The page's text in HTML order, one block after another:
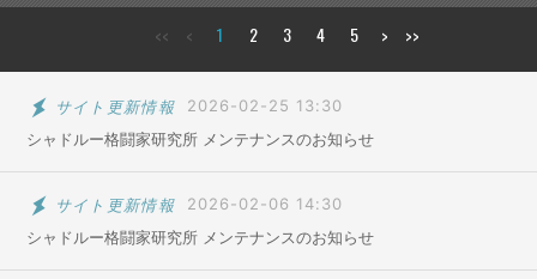
アップデート
サイト更新情報
<< < 1 2 3 4 5 > >>
サイト更新情報
シャドルー格闘家研究所 メンテナンスのお知らせ
2026-02-25 13:30
サイト更新情報
シャドルー格闘家研究所 メンテナンスのお知らせ
2026-02-06 14:30